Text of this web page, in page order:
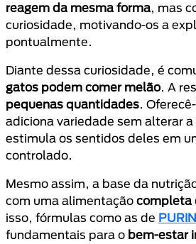
reagem da mesma forma, mas
curiosidade, motivando-os a
pontualmente.
Diante dessa curiosidade, é
gatos podem comer melão. A
pequenas quantidades.
adiciona variedade sem alterar
estimula os sentidos deles em
controlado.
Mesmo assim, a base da
com uma alimentação completa
isso, fórmulas como as de
fundamentais para o bem-estar